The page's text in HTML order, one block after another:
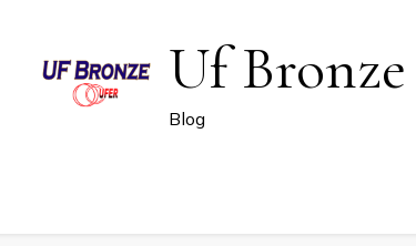
Uf Bronze
Blog